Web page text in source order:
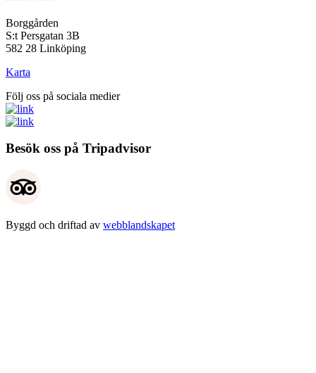
Borggården
S:t Persgatan 3B
582 28 Linköping
Karta
Följ oss på sociala medier
Besök oss på Tripadvisor
Byggd och driftad av webblandskapet